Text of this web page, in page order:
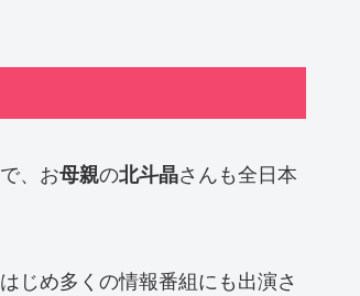
、お母親の北斗晶さんも全日本
じめ多くの情報番組にも出演さ